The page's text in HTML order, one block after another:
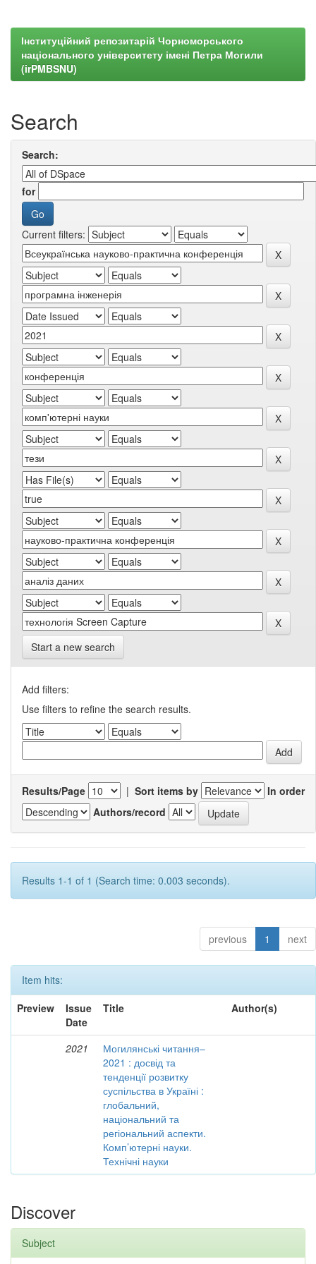
Інституційний репозитарій Чорноморського
національного університету імені Петра Могили
(irPMBSNU)
Search
Search:
for
Current filters:
Start a new search
Add filters:
Use filters to refine the search results.
Results/Page | Sort items by
In order
Authors/record
Results 1-1 of 1 (Search time: 0.003 seconds).
previous 1 next
Item hits:
Preview
Issue
Date
Title Author(s)
2021
Могилянські читання–
2021 : досвід та
тенденції розвитку
суспільства в Україні :
глобальний,
національний та
регіональний аспекти.
Комп’ютерні науки.
Технічні науки
Discover
Subject